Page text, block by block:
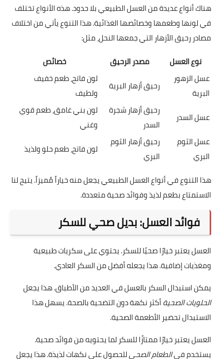
هناك أنواع عديدة من العسل الطبيعي بلا حدود. هذه الأنواع تختلف
في لونها وطعمها وخصائصها الغذائية. هذا التنوع يأتي من اختلاف
مصادر رحيق الأزهار التي جمعها النحل، مثل:
نوع العسل
مصدر الرحيق
خصائص
عسل الزهور
البرية
رحيق أزهار البرية
لون فاتح، طعم خفيف
ولطيف
عسل السدر
رحيق أزهار شجرة
السدر
لون بني غامق، طعم قوي
وغني
عسل الثوم
البري
رحيق أزهار الثوم
البري
لون فاتح، طعم حلو ولذيذ
هذا التنوع في أنواع العسل الطبيعي يجعل منه خياراً مُميزاً. يتيح لنا
الاستمتاع بطعم لذيذ وفوائد صحية متعددة.
فوائد العسل: بديل صحي للسكر
العسل يعتبر خيارًا صحيًا للسكر. يحتوي على سكريات طبيعية
ومغذيات إضافية. هذا يجعله أفضل من السكر العادي.
يمكن استبدال السكر بالعسل في العديد من الأطباق. هذا يجعل
الحلويات الصحيةأكثر نكهة دون التضحية بالصحة. يسهل هذا
الاستبدال تحضير الأطعمة الصحية.
العسل يعتبر خيارًا ممتازًا للسكر لما يحتويه من فوائد صحية.
يستخدم فيالطعام الصحيللحصول على نكهات لذيذة. هذا يجعل